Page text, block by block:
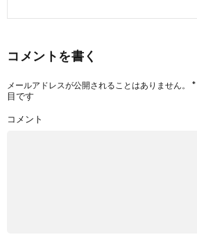
コメントを書く
メールアドレスが公開されることはありません。 *
目です
コメント